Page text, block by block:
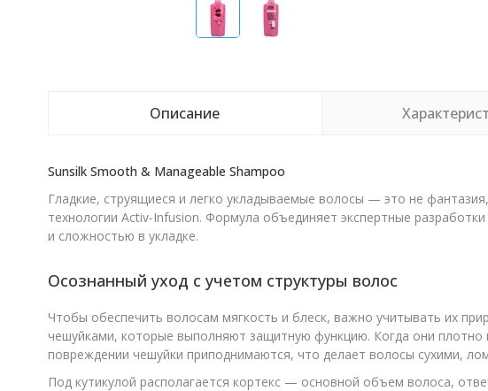
Описание
Sunsilk Smooth & Manageable Shampoo
Гладкие, струящиеся и легко укладываемые волосы — это не
технологии Activ-Infusion. Формула объединяет экспертные
и сложностью в укладке.
Осознанный уход с учетом структуры волос
Чтобы обеспечить волосам мягкость и блеск, важно учитывать их
чешуйками, которые выполняют защитную функцию. Когда они плотно
повреждении чешуйки приподнимаются, что делает волосы сухими,
Под кутикулой располагается кортекс — основной объем волоса,